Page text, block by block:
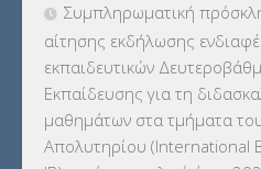
ΕΚΠΑΙΔΕΥΤΙΚΑ ΘΕΜΑΤΑ
ΕΠΑΛ(366)
ΕΠΙΜΟΡΦΩΣΗ Τ.Π.Ε.(10)
Συμπληρωματική
αίτησης εκδήλωσης
εκπαιδευτικών
Εκπαίδευσης για τη
μαθημάτων στα τμήματα
Απολυτηρίου (International